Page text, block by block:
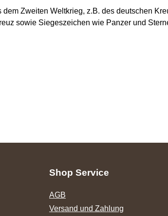
Zweiten Weltkrieg, z.B. des deutschen
sowie Siegeszeichen wie Panzer und
Shop Service
AGB
Versand und Zahlung